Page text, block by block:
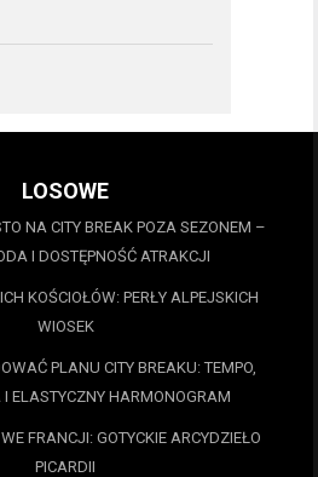
LOSOWE
NA CITY BREAK POZA SEZONEM –
I DOSTĘPNOŚĆ ATRAKCJI
KOŚCIOŁÓW: PERŁY ALPEJSKICH
WIOSEK
PLANU CITY BREAKU: TEMPO,
ELASTYCZNY HARMONOGRAM
FRANCJI: GOTYCKIE ARCYDZIEŁO
PICARDII